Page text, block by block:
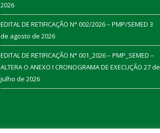
2026
EDITAL DE RETIFICAÇÃO N° 002/2026 – PMP/SEMED 3
de agosto de 2026
EDITAL DE RETIFICAÇÃO N° 001_2026 – PMP_SEMED –
ALTERA O ANEXO I CRONOGRAMA DE EXECUÇÃO 27 de
julho de 2026